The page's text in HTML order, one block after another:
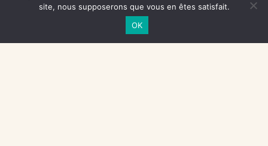
site, nous supposerons que vous en êtes satisfait.
OK